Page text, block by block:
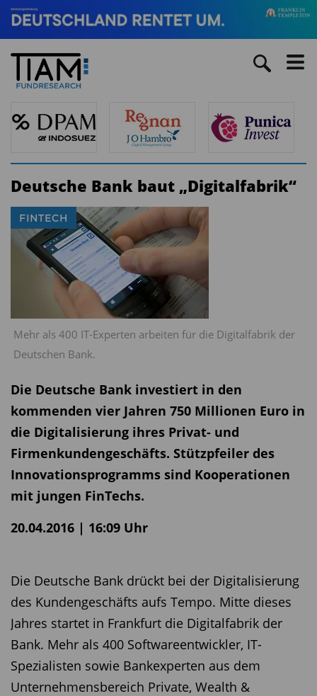
Deutsche Bank baut „Digitalfabrik“
Mehr als 400 IT-Experten arbeiten für die Digitalfabrik der
Deutschen Bank.
FINTECH
Die Deutsche Bank investiert in den
kommenden vier Jahren 750 Millionen Euro in
die Digitalisierung ihres Privat- und
Firmenkundengeschäfts. Stützpfeiler des
Innovationsprogramms sind Kooperationen
mit jungen FinTechs.
20.04.2016 | 16:09 Uhr
Die Deutsche Bank drückt bei der Digitalisierung
des Kundengeschäfts aufs Tempo. Mitte dieses
Jahres startet in Frankfurt die Digitalfabrik der
Bank. Mehr als 400 Softwareentwickler, IT-
Spezialisten sowie Bankexperten aus dem
Unternehmensbereich Private, Wealth &